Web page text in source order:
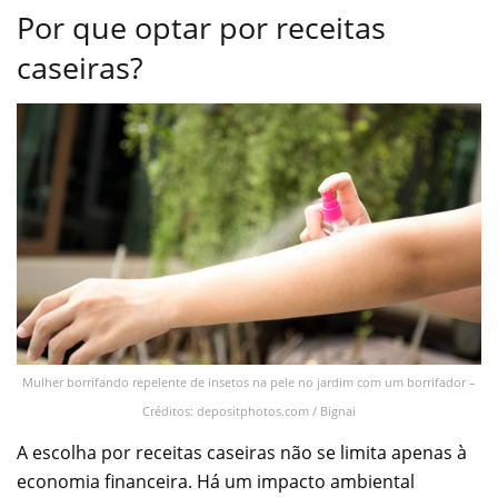
Por que optar por receitas
caseiras?
Mulher borrifando repelente de insetos na pele no jardim com um borrifador –
Créditos: depositphotos.com / Bignai
A escolha por receitas caseiras não se limita apenas à
economia financeira. Há um impacto ambiental